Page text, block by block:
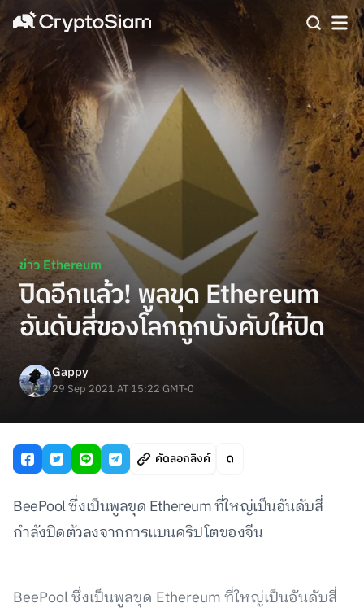
ข่าว Ethereum
ปิดอีกแล้ว! พูลขุด Ethereum
อันดับสี่ของโลกถูกบังคับให้ปิด
Gappy
29 Sep 2021 AT 15:22 GMT-0
คัดลอกลิงค์
BeePool ซึ่งเป็นพูลขุด Ethereum ที่ใหญ่เป็นอันดับสี่
กำลังปิดตัวลงจากการแบนคริปโตของจีน
BeePool ซึ่งเป็นพูลขุด Ethereum ที่ใหญ่เป็นอันดับสี่